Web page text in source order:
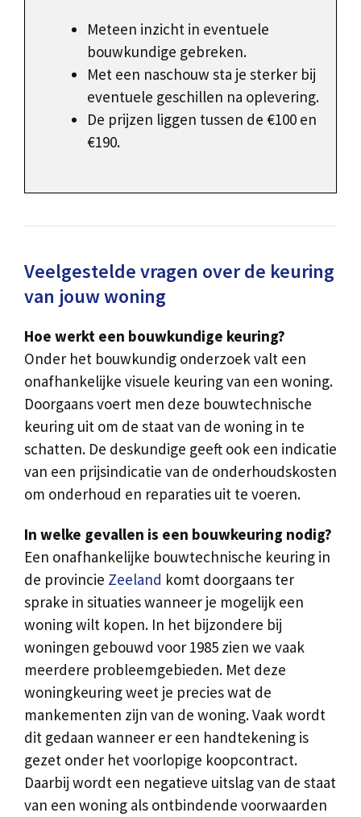
Meteen inzicht in eventuele
bouwkundige gebreken.
Met een naschouw sta je sterker bij
eventuele geschillen na oplevering.
De prijzen liggen tussen de €100 en
€190.
Veelgestelde vragen over de keuring
van jouw woning
Hoe werkt een bouwkundige keuring?
Onder het bouwkundig onderzoek valt een
onafhankelijke visuele keuring van een woning.
Doorgaans voert men deze bouwtechnische
keuring uit om de staat van de woning in te
schatten. De deskundige geeft ook een indicatie
van een prijsindicatie van de onderhoudskosten
om onderhoud en reparaties uit te voeren.
In welke gevallen is een bouwkeuring nodig?
Een onafhankelijke bouwtechnische keuring in
de provincie Zeeland komt doorgaans ter
sprake in situaties wanneer je mogelijk een
woning wilt kopen. In het bijzondere bij
woningen gebouwd voor 1985 zien we vaak
meerdere probleemgebieden. Met deze
woningkeuring weet je precies wat de
mankementen zijn van de woning. Vaak wordt
dit gedaan wanneer er een handtekening is
gezet onder het voorlopige koopcontract.
Daarbij wordt een negatieve uitslag van de staat
van een woning als ontbindende voorwaarden